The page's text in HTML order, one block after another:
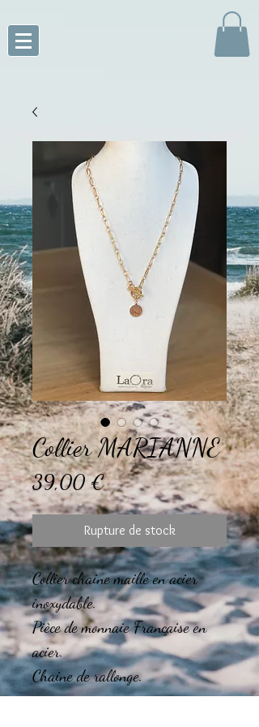
Collier MARIANNE
39,00 €Prix
Rupture de stock
Collier chaine maille en acier
inoxydable.
Pièce de monnaie Française en
acier.
Chaine de rallonge.